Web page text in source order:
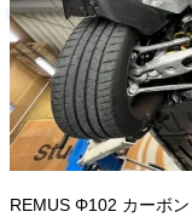
REMUS Φ102 カーボ